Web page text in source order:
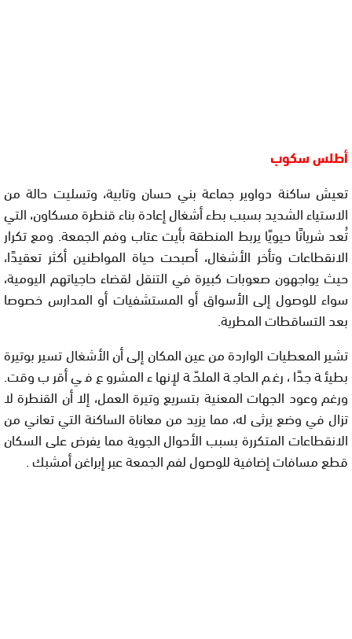
أطلس سكوب
تعيش ساكنة دواوير جماعة بني حسان وتابية، وتسليت حالة من
الاستياء الشديد بسبب بطء أشغال إعادة بناء قنطرة مسكاون، التي
تُعد شريانًا حيويًا يربط المنطقة بأيت عتاب وفم الجمعة. ومع تكرار
الانقطاعات وتأخر الأشغال، أصبحت حياة المواطنين أكثر تعقيدًا،
حيث يواجهون صعوبات كبيرة في التنقل لقضاء حاجياتهم اليومية،
سواء للوصول إلى الأسواق أو المستشفيات أو المدارس خصوصا
بعد التساقطات المطرية.
تشير المعطيات الواردة من عين المكان إلى أن الأشغال تسير بوتيرة
بطيئة جدًا، رغم الحاجة الملحّة لإنهاء المشروع في أقرب وقت.
ورغم وعود الجهات المعنية بتسريع وتيرة العمل، إلا أن القنطرة لا
تزال في وضع يرثى له، مما يزيد من معاناة الساكنة التي تعاني من
الانقطاعات المتكررة بسبب الأحوال الجوية مما يفرض على السكان
قطع مسافات إضافية للوصول لفم الجمعة عبر إبراغن أمشبك .